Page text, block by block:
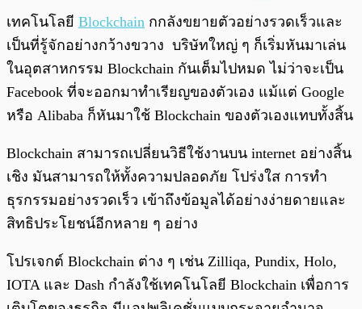
พร้อมเล่น /
เทคโนโลยี Blockchain กกลังขยายตัวอย่างรวดเร็วและ
เป็นที่รู้จักอย่างกว้างขวาง บริษัทใหญ่ ๆ ก็เริ่มหันมาเล่น
ในอุตสาหกรรม Blockchain กันเต็มไปหมด ไม่ว่าจะเป็น
Facebook ที่จะออกมาทำเรียญของตัวเอง แม้แต่ Google
หรือ Alibaba ก็หันมาใช้ Blockchain ของตัวเองแทบทั้งสิ้น
Blockchain สามารถเปลี่ยนวิธีใช้งานบน internet อย่างสิ้น
เชิง มันสามารถให้ทั้งความปลอดภัย โปร่งใส การทำ
ธุรกรรมอย่างรวดเร็ว เข้าถึงข้อมูลได้อย่างง่ายดายและ
สิทธิประโยชน์อีกหลาย ๆ อย่าง
โปรเจกต์ Blockchain ต่าง ๆ เช่น Zilliqa, Pundix, Holo,
IOTA และ Dash กำลังใช้เทคโนโลยี Blockchain เพื่อการ